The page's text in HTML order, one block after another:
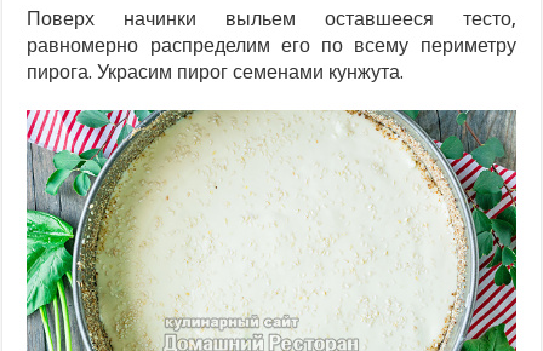
Поверх начинки выльем оставшееся тесто,
равномерно распределим его по всему периметру
пирога. Украсим пирог семенами кунжута.